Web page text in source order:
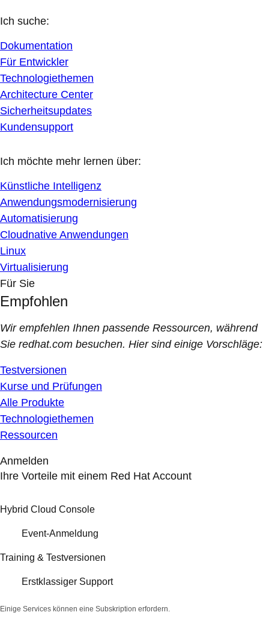
Ich suche:
Dokumentation
Für Entwickler
Technologiethemen
Architecture Center
Sicherheitsupdates
Kundensupport
Ich möchte mehr lernen über:
Künstliche Intelligenz
Anwendungsmodernisierung
Automatisierung
Cloudnative Anwendungen
Linux
Virtualisierung
Für Sie
Empfohlen
Wir empfehlen Ihnen passende Ressourcen, während
Sie redhat.com besuchen. Hier sind einige Vorschläge:
Testversionen
Kurse und Prüfungen
Alle Produkte
Technologiethemen
Ressourcen
Anmelden
Ihre Vorteile mit einem Red Hat Account
Hybrid Cloud Console
Event-Anmeldung
Training & Testversionen
Erstklassiger Support
Einige Services können eine Subskription erfordern.